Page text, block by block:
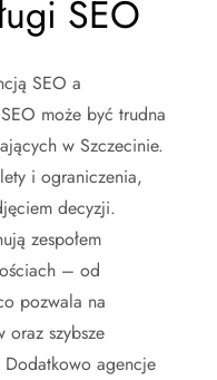
SEO
SEO a
może być trudna
w Szczecinie.
i ograniczenia,
decyzji.
zespołem
– od
pozwala na
oraz szybsze
Dodatkowo agencje